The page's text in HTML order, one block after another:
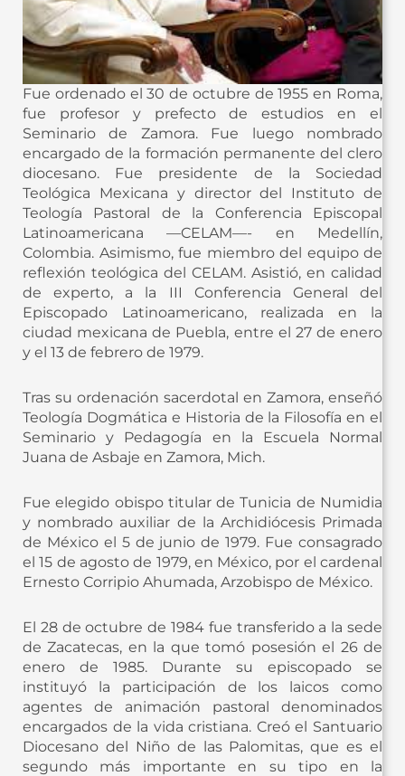
Fue ordenado el 30 de octubre de 1955 en Roma,
fue profesor y prefecto de estudios en el
Seminario de Zamora. Fue luego nombrado
encargado de la formación permanente del clero
diocesano. Fue presidente de la Sociedad
Teológica Mexicana y director del Instituto de
Teología Pastoral de la Conferencia Episcopal
Latinoamericana —CELAM—- en Medellín,
Colombia. Asimismo, fue miembro del equipo de
reflexión teológica del CELAM. Asistió, en calidad
de experto, a la III Conferencia General del
Episcopado Latinoamericano, realizada en la
ciudad mexicana de Puebla, entre el 27 de enero
y el 13 de febrero de 1979.
Tras su ordenación sacerdotal en Zamora, enseñó
Teología Dogmática e Historia de la Filosofía en el
Seminario y Pedagogía en la Escuela Normal
Juana de Asbaje en Zamora, Mich.
Fue elegido obispo titular de Tunicia de Numidia
y nombrado auxiliar de la Archidiócesis Primada
de México el 5 de junio de 1979. Fue consagrado
el 15 de agosto de 1979, en México, por el cardenal
Ernesto Corripio Ahumada, Arzobispo de México.
El 28 de octubre de 1984 fue transferido a la sede
de Zacatecas, en la que tomó posesión el 26 de
enero de 1985. Durante su episcopado se
instituyó la participación de los laicos como
agentes de animación pastoral denominados
encargados de la vida cristiana. Creó el Santuario
Diocesano del Niño de las Palomitas, que es el
segundo más importante en su tipo en la